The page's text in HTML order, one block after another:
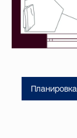
Планировка